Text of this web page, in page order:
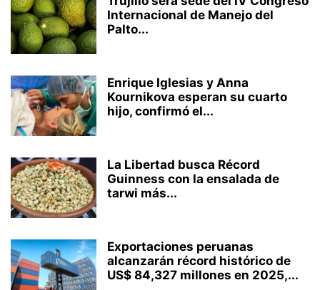
Internacional de Manejo del
Palto...
Enrique Iglesias y Anna
Kournikova esperan su cuarto
hijo, confirmó el...
La Libertad busca Récord
Guinness con la ensalada de
tarwi más...
Exportaciones peruanas
alcanzarán récord histórico de
US$ 84,327 millones en 2025,...